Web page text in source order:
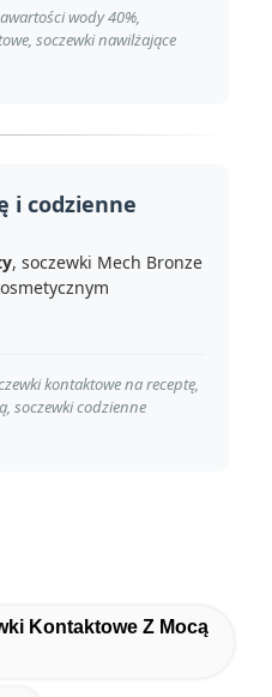
wody 40%,
soczewki nawilżające
i codzienne
, soczewki Mech Bronze
kontaktowe na receptę,
soczewki codzienne
Kontaktowe Z Mocą